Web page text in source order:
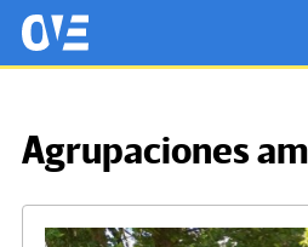
Saltar al contenido principal
OtrasVocesenEducacion.org
Agrupaciones